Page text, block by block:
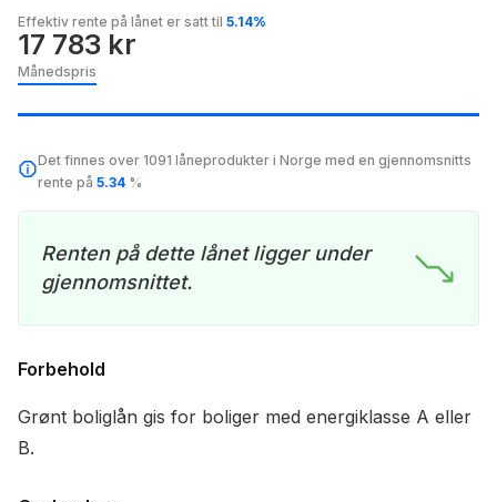
Effektiv rente på lånet er satt til 5.14%
17 783 kr
Månedspris
Det finnes over 1091 låneprodukter i Norge med en gjennomsnitts
rente på 5.34 %
Renten på dette lånet ligger under
gjennomsnittet.
Forbehold
Grønt boliglån gis for boliger med energiklasse A eller
B.